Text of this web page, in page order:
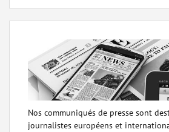
Nos communiqués de presse sont
journalistes européens et